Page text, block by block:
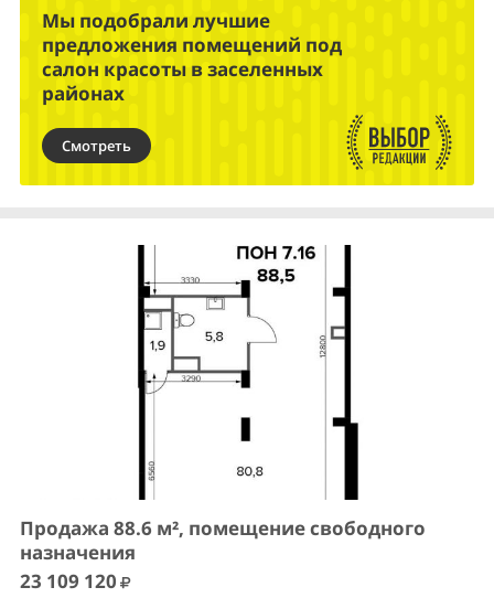
Мы подобрали лучшие
предложения помещений под
салон красоты в заселенных
районах
Смотреть
Продажа 88.6 м², помещение свободного
назначения
23 109 120